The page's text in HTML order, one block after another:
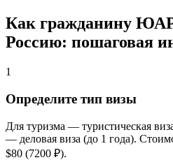
Как гражданину
Россию: пошаговая
1
Определите тип визы
Для туризма — туристическая
— деловая виза (до 1 года).
$80 (7200 ₽).